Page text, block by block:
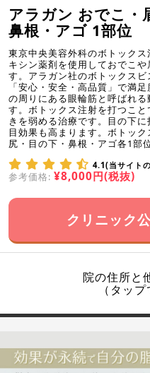
アラガン おでこ・
鼻根・アゴ 1部位
東京中央美容外科のボトック
キシン薬剤を使用しておでこ
す。アラガン社のボトックスビ
「安心・安全・高品質」で満
の周りにある眼輪筋と呼ばれ
す。ボトックス注射を打つこ
きを弱める治療です。目の下
目効果も高まります。ボトッ
尻・目の下・鼻根・アゴ各1部
4.1(当サイト
参考価格: ¥8,000円(税抜)
クリニック
院の住所と
（タッ